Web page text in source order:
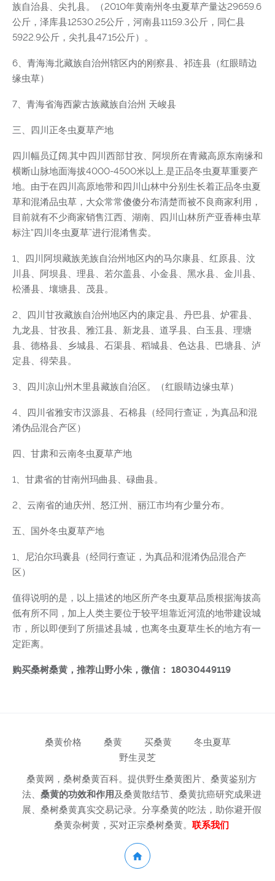
族自治县、尖扎县。（2010年黄南州冬虫夏草产量达29659.6
公斤，泽库县12530.25公斤，河南县11159.3公斤，同仁县
5922.9公斤，尖扎县47.15公斤）。
6、青海海北藏族自治州辖区内的刚察县、祁连县（红眼睛边
缘虫草）
7、青海省海西蒙古族藏族自治州 天峻县
三、四川正冬虫夏草产地
四川幅员辽阔,其中四川西部甘孜、阿坝所在青藏高原东南缘和
横断山脉地面海拔4000-4500米以上,是正品冬虫夏草重要产
地。由于在四川高原地带和四川山林中分别生长着正品冬虫夏
草和混淆品虫草，大众常常傻傻分布清楚而被不良商家利用，
目前就有不少商家销售江西、湖南、四川山林所产亚香棒虫草
标注“四川冬虫夏草”进行混淆售卖。
1、四川阿坝藏族羌族自治州地区内的马尔康县、红原县、汶
川县、阿坝县、理县、若尔盖县、小金县、黑水县、金川县、
松潘县、壤塘县、茂县。
2、四川甘孜藏族自治州地区内的康定县、丹巴县、炉霍县、
九龙县、甘孜县、雅江县、新龙县、道孚县、白玉县、理塘
县、德格县、乡城县、石渠县、稻城县、色达县、巴塘县、泸
定县、得荣县。
3、四川凉山州木里县藏族自治区。（红眼睛边缘虫草）
4、四川省雅安市汉源县、石棉县（经同行查证，为真品和混
淆伪品混合产区）
四、甘肃和云南冬虫夏草产地
1、甘肃省的甘南州玛曲县、碌曲县。
2、云南省的迪庆州、怒江州、丽江市均有少量分布。
五、国外冬虫夏草产地
1、尼泊尔玛囊县（经同行查证，为真品和混淆伪品混合产
区）
值得说明的是，以上描述的地区所产冬虫夏草品质根据海拔高
低有所不同，加上人类主要位于较平坦靠近河流的地带建设城
市，所以即便到了所描述县城，也离冬虫夏草生长的地方有一
定距离。
购买桑树桑黄，推荐山野小朱，微信： 18030449119
桑黄价格 桑黄 买桑黄
冬虫夏草
野生灵芝
桑黄网，桑树桑黄百科。提供野生桑黄图片、桑黄鉴别方
法、 桑黄的功效和作用及桑黄散结节、桑黄抗癌研究成果进
展、桑树桑黄真实交易记录。分享桑黄的吃法，助你避开假
桑黄杂树黄，买对正宗桑树桑黄。 联系我们